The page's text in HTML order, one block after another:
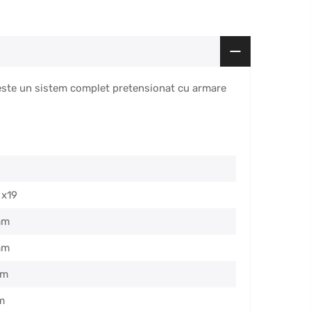
un sistem complet pretensionat cu armare